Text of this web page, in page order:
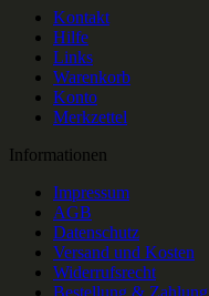
Kontakt
Hilfe
Links
Warenkorb
Konto
Merkzettel
Informationen
Impressum
AGB
Datenschutz
Versand und Kosten
Widerrufsrecht
Bestellung & Zahlung